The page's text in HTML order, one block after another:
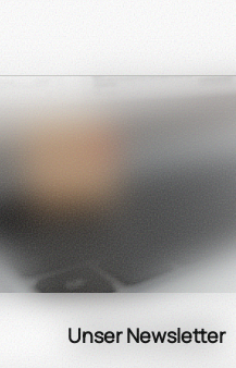
Unser Newsletter